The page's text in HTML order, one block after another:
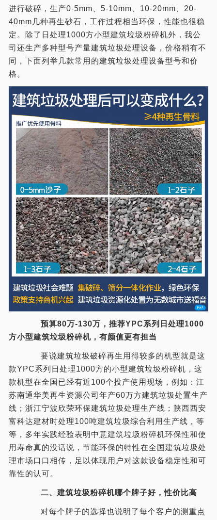
进行破碎，生产0-5mm、5-10mm、10-20mm、20-
40mm几种再生砂石，工作过程相当环保，性能也很稳
定。除了日处理1000方小型建筑垃圾粉碎机外，我公
司还生产多种型号产量建筑垃圾处理设备，价格稍有不
同，下面列举几款常用的建筑垃圾处理设备型号和价
格。
预算80万-130万，推荐YPC系列日处理1000
方小型建筑垃圾粉碎机，有颜值更有担当
要说建筑垃圾破碎再生用得较多的机型就是这
款YPC系列日处理1000方的小型建筑垃圾粉碎机，这
款机型在全国已经有近100个投产使用现场，例如：江
苏南通华美再生资源公司年产60万方建筑垃圾处置生产
线；浙江宁波欣荣环保建筑垃圾处理生产线；陕西西安
富科达建材时处理100吨建筑垃圾综合利用生产线，等
等，多年实践经验表明中意建筑垃圾粉碎机环保性和使
用寿命真的没话说，节能环保的特性在全国建筑垃圾处
理市场口口相传，足以体现用户对这款设备稳定性和可
靠性的认可。
二、建筑垃圾粉碎机哪个牌子好，性价比高
对每个牌子的选择也说明了每个客户的测重点